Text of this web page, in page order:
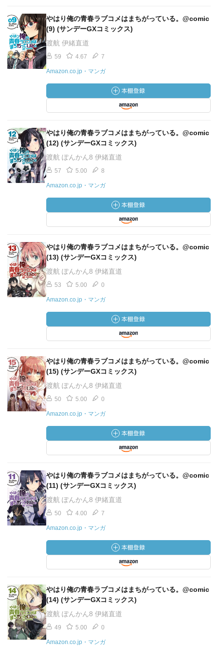
やはり俺の青春ラブコメはまちがっている。@comic
(9) (サンデーGXコミックス)
渡航 伊緒直道
59 4.67 7
Amazon.co.jp・マンガ
やはり俺の青春ラブコメはまちがっている。@comic
(12) (サンデーGXコミックス)
渡航 ぽんかん8 伊緒直道
57 5.00 8
Amazon.co.jp・マンガ
やはり俺の青春ラブコメはまちがっている。@comic
(13) (サンデーGXコミックス)
渡航 ぽんかん8 伊緒直道
53 5.00 0
Amazon.co.jp・マンガ
やはり俺の青春ラブコメはまちがっている。@comic
(15) (サンデーGXコミックス)
渡航 ぽんかん8 伊緒直道
50 5.00 0
Amazon.co.jp・マンガ
やはり俺の青春ラブコメはまちがっている。@comic
(11) (サンデーGXコミックス)
渡航 ぽんかん8 伊緒直道
50 4.00 7
Amazon.co.jp・マンガ
やはり俺の青春ラブコメはまちがっている。@comic
(14) (サンデーGXコミックス)
渡航 ぽんかん8 伊緒直道
49 5.00 0
Amazon.co.jp・マンガ